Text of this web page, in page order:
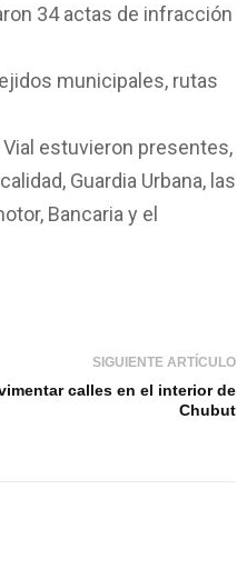
34 actas de infracción
municipales, rutas
estuvieron presentes,
Guardia Urbana, las
Bancaria y el
SIGUIENTE ARTÍCULO
calles en el interior de
Chubut